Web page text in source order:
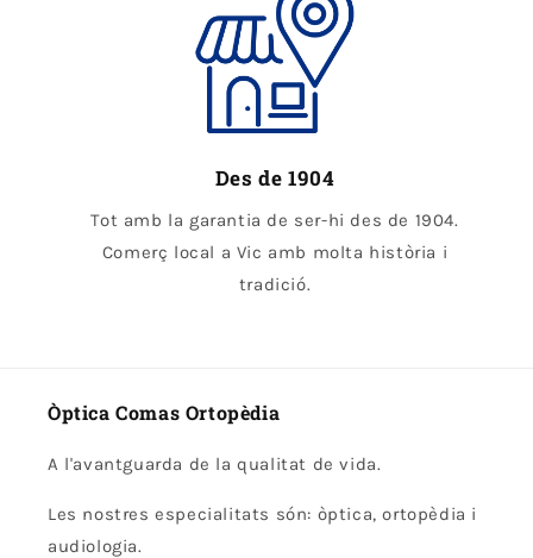
Des de 1904
Tot amb la garantia de ser-hi des de 1904.
Comerç local a Vic amb molta història i
tradició.
Òptica Comas Ortopèdia
A l'avantguarda de la qualitat de vida.
Les nostres especialitats són: òptica, ortopèdia i
audiologia.